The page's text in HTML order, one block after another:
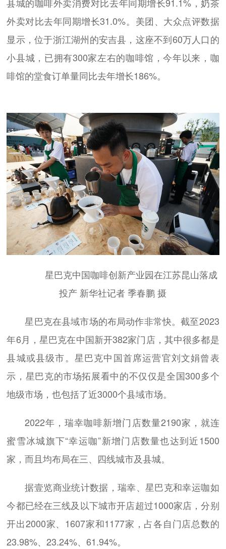
县城的咖啡外卖消费对比去年同期增长91.1%，奶茶
外卖对比去年同期增长31.0%。美团、大众点评数据
显示，位于浙江湖州的安吉县，这座不到60万人口的
小县城，已拥有300家左右的咖啡馆，今年以来，咖
啡馆的堂食订单量同比去年增长186%。
星巴克中国咖啡创新产业园在江苏昆山落成
投产 新华社记者 季春鹏 摄
星巴克在县域市场的布局动作非常快。截至2023
年6月，星巴克在中国新开382家门店，其中很多都是
县城或县级市。星巴克中国首席运营官刘文娟曾表
示，星巴克的市场拓展看中的不仅仅是全国300多个
地级市场，也包括了近3000个县域市场。
2022年，瑞幸咖啡新增门店数量2190家，就连
蜜雪冰城旗下“幸运咖”新增门店数量也达到近1500
家，而且均布局在三、四线城市及县城。
据壹览商业统计数据，瑞幸、星巴克和幸运咖如
今都已经在三线及以下城市开店超过1000家店，分别
开出2000家、1607家和1177家，占各自门店总数的
23.98%、23.24%、61.94%。